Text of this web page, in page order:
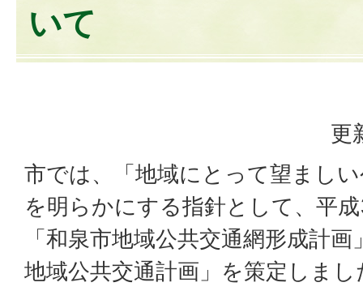
いて
更
市では、「地域にとって望まし
を明らかにする指針として、平
「和泉市地域公共交通網形成計
地域公共交通計画」を策定しまし